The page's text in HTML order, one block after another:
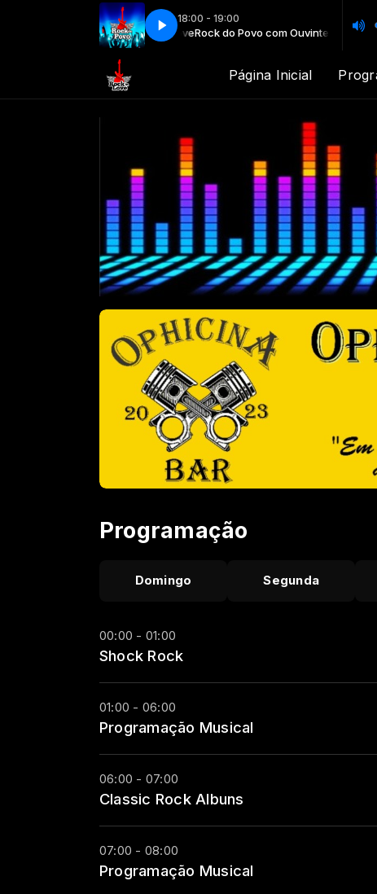
18:00 - 19:00
com Ouvintes da Rock in Love Rock do Povo com Ouvintes da Rock in
Página Inicial
Programação
Domingo Segunda
00:00 - 01:00
Shock Rock
01:00 - 06:00
Programação Musical
06:00 - 07:00
Classic Rock Albuns
07:00 - 08:00
Programação Musical